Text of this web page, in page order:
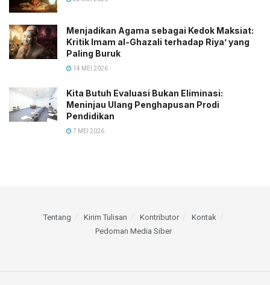
Menjadikan Agama sebagai Kedok Maksiat:
Kritik Imam al-Ghazali terhadap Riya’ yang
Paling Buruk
14 MEI 2026
Kita Butuh Evaluasi Bukan Eliminasi:
Meninjau Ulang Penghapusan Prodi
Pendidikan
7 MEI 2026
Tentang Kirim Tulisan Kontributor
Kontak
Pedoman Media Siber